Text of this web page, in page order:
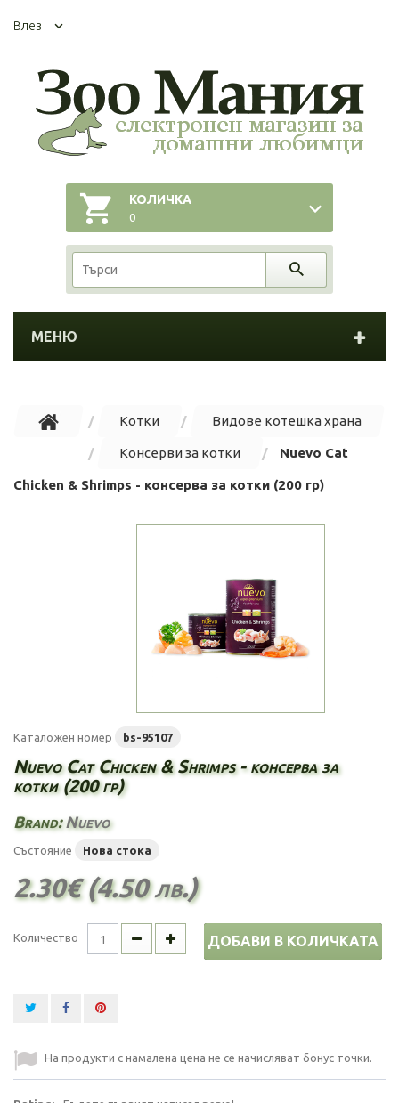
Влез
КОЛИЧКА
0
МЕНЮ
Котки Видове котешка храна
Консерви за котки Nuevo Cat
Chicken & Shrimps - консерва за котки (200 гр)
Каталожен номер bs-95107
Nuevo Cat Chicken & Shrimps - консерва за
котки (200 гр)
Brand:Nuevo
Състояние Нова стока
2.30€ (4.50 лв.)
Количество ДОБАВИ В КОЛИЧКАТА
На продукти с намалена цена не се начисляват бонус точки.